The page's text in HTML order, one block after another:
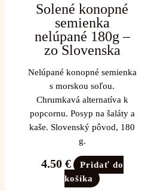
Solené konopné
semienka
nelúpané 180g –
zo Slovenska
Nelúpané konopné semienka
s morskou soľou.
Chrumkavá alternatíva k
popcornu. Posyp na šaláty a
kaše. Slovenský pôvod, 180
g.
4.50 €
Pridať do
košíka